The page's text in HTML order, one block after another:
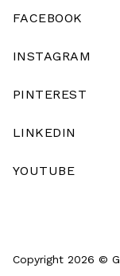
FACEBOOK
INSTAGRAM
PINTEREST
LINKEDIN
YOUTUBE
Copyright 2026 ©